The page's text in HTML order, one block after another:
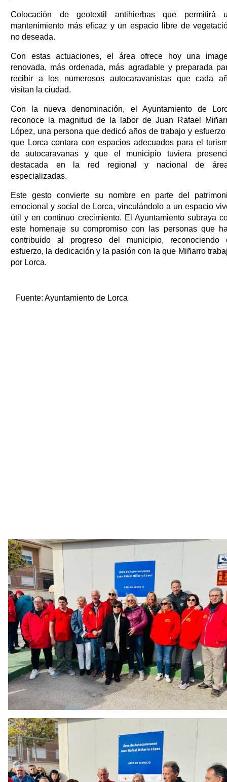
Colocación de geotextil antihierbas que permitirá
mantenimiento más eficaz y un espacio libre de
no deseada.
Con estas actuaciones, el área ofrece hoy una
renovada, más ordenada, más agradable y preparada
recibir a los numerosos autocaravanistas que cada
visitan la ciudad.
Con la nueva denominación, el Ayuntamiento de
reconoce la magnitud de la labor de Juan Rafael
López, una persona que dedicó años de trabajo y
que Lorca contara con espacios adecuados para el
de autocaravanas y que el municipio tuviera
destacada en la red regional y nacional de
especializadas.
Este gesto convierte su nombre en parte del
emocional y social de Lorca, vinculándolo a un espacio
útil y en continuo crecimiento. El Ayuntamiento subraya
este homenaje su compromiso con las personas que
contribuido al progreso del municipio, reconociendo
esfuerzo, la dedicación y la pasión con la que Miñarro
por Lorca.
Fuente: Ayuntamiento de Lorca